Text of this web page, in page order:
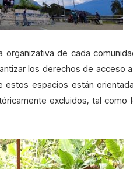
de cada
los derechos de acceso
espacios están
excluidos, tal como